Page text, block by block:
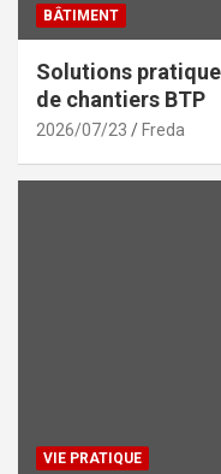
BÂTIMENT
Solutions
de chantiers BTP
2026/07/23 Freda
VIE PRATIQUE